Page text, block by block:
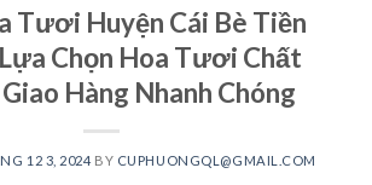
Tươi Huyện Cái Bè Tiền
Chọn Hoa Tươi Chất
Hàng Nhanh Chóng
12 3, 2024 BY CUPHUONGQL@GMAIL.COM